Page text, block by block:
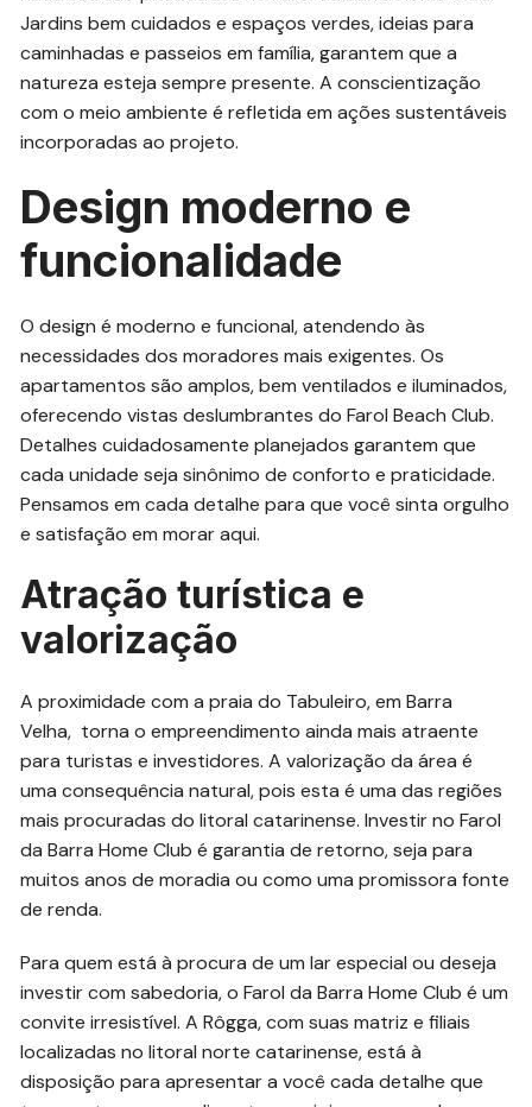
Jardins bem cuidados e espaços verdes, ideias para
caminhadas e passeios em família, garantem que a
natureza esteja sempre presente. A conscientização
com o meio ambiente é refletida em ações sustentáveis
incorporadas ao projeto.
Design moderno e
funcionalidade
O design é moderno e funcional, atendendo às
necessidades dos moradores mais exigentes. Os
apartamentos são amplos, bem ventilados e iluminados,
oferecendo vistas deslumbrantes do Farol Beach Club.
Detalhes cuidadosamente planejados garantem que
cada unidade seja sinônimo de conforto e praticidade.
Pensamos em cada detalhe para que você sinta orgulho
e satisfação em morar aqui.
Atração turística e
valorização
A proximidade com a praia do Tabuleiro, em Barra
Velha, torna o empreendimento ainda mais atraente
para turistas e investidores. A valorização da área é
uma consequência natural, pois esta é uma das regiões
mais procuradas do litoral catarinense. Investir no Farol
da Barra Home Club é garantia de retorno, seja para
muitos anos de moradia ou como uma promissora fonte
de renda.
Para quem está à procura de um lar especial ou deseja
investir com sabedoria, o Farol da Barra Home Club é um
convite irresistível. A Rôgga, com suas matriz e filiais
localizadas no litoral norte catarinense, está à
disposição para apresentar a você cada detalhe que